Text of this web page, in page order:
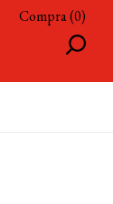
Compra (0)